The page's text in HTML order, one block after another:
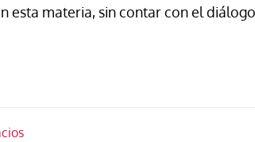
esta materia, sin contar con el